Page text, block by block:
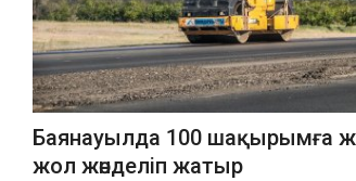
Баянауылда 100 шақырымға
жол жөнделіп жатыр